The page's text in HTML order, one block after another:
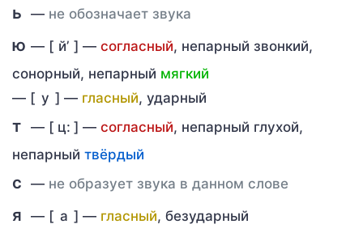
ь — не обозначает звука
ю — [ й’ ] — согласный, непарный звонкий,
сонорный, непарный мягкий
— [ у ] — гласный, ударный
т — [ ц: ] — согласный, непарный глухой,
непарный твёрдый
с — не образует звука в данном слове
я — [ а ] — гласный, безударный